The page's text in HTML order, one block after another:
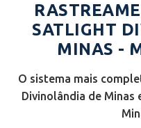
SATLIGHT
MINAS -
O sistema mais
Divinolândia de Minas